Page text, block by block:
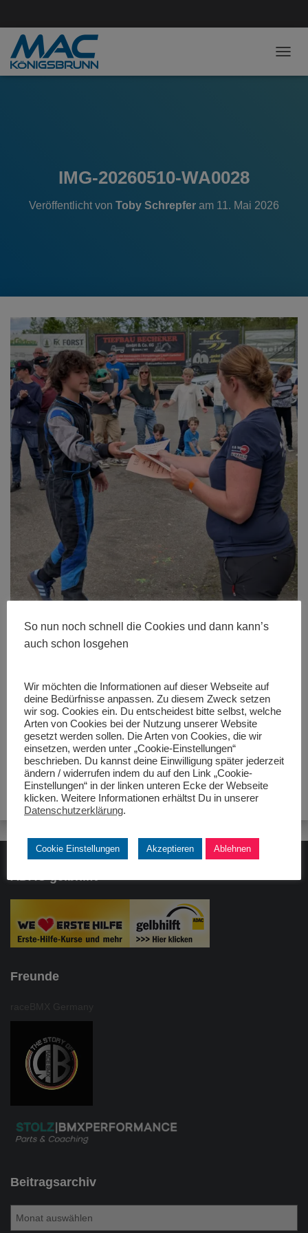
IMG-20260510-WA0028
Veröffentlicht von Toby Schrepfer am 11. Mai 2026
1536 | 1536 × 1746 360 × 240 | 360 × 300 | 528 × 600 | 272 ×
182 | 50 × 50 | 1536 × 1746
ADAC gelbhilft
Freunde
Beitragsarchiv
So nun noch schnell die Cookies und dann kann’s
auch schon losgehen
Wir möchten die Informationen auf dieser Webseite auf
deine Bedürfnisse anpassen. Zu diesem Zweck setzen
wir sog. Cookies ein. Du entscheidest bitte selbst, welche
Arten von Cookies bei der Nutzung unserer Website
gesetzt werden sollen. Die Arten von Cookies, die wir
einsetzen, werden unter „Cookie-Einstellungen“
beschrieben. Du kannst deine Einwilligung später jederzeit
ändern / widerrufen indem du auf den Link „Cookie-
Einstellungen“ in der linken unteren Ecke der Webseite
klicken. Weitere Informationen erhältst Du in unserer
Datenschutzerklärung.
Cookie Einstellungen Akzeptieren Ablehnen